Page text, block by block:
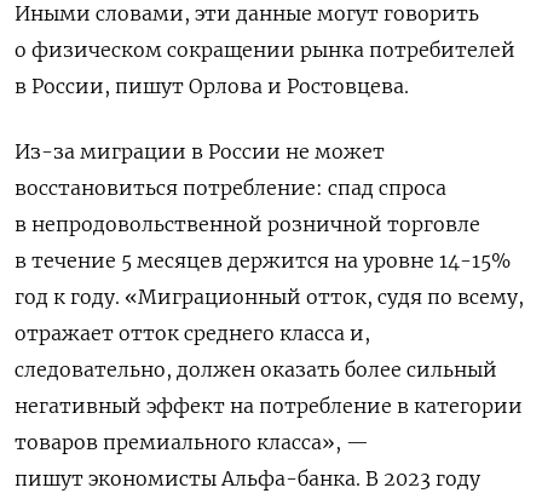
Иными словами, эти данные могут говорить
о физическом сокращении рынка потребителей
в России, пишут Орлова и Ростовцева.
Из-за миграции в России не может
восстановиться потребление: спад спроса
в непродовольственной розничной торговле
в течение 5 месяцев держится на уровне 14-15%
год к году. «Миграционный отток, судя по всему,
отражает отток среднего класса и,
следовательно, должен оказать более сильный
негативный эффект на потребление в категории
товаров премиального класса», —
пишут экономисты Альфа-банка. В 2023 году